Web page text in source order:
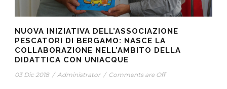
NUOVA INIZIATIVA DELL’ASSOCIAZIONE
PESCATORI DI BERGAMO: NASCE LA
COLLABORAZIONE NELL’AMBITO DELLA
DIDATTICA CON UNIACQUE
03 Dic 2018 / Administrator / Comments are Off